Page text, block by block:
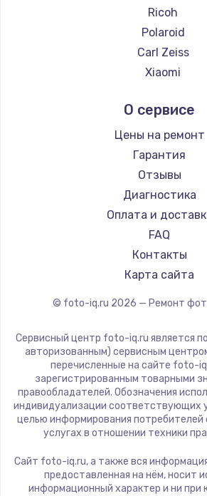
Ricoh
Polaroid
Carl Zeiss
Xiaomi
Kodak
Blackmagic
О сервисе
Цены на ремонт
Гарантия
Отзывы
Диагностика
Оплата и
FAQ
Контакты
Карта сайта
© foto-iq.ru 2026 — Ремонт
Сервисный центр foto-iq.ru является
авторизованным) сервисным
перечисленные на сайте foto-
зарегистрированным товарными
правообладателей. Обозначения
индивидуализации соответствующих
целью информирования потребителей
услугах в отношении техники
Сайт foto-iq.ru, а также вся
предоставленная на нём, носит
информационный характер и ни при